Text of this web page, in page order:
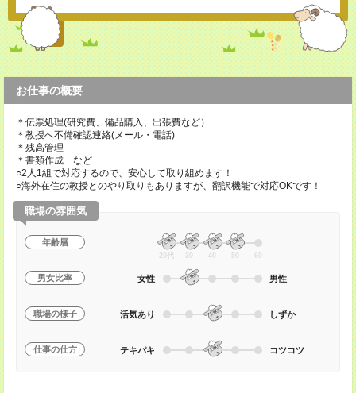
お仕事の概要
＊伝票処理(研究費、備品購入、出張費など）
＊教授へ不備確認連絡(メール・電話)
＊残高管理
＊書類作成 など
○2人1組で対応するので、安心して取り組めます！
○海外在住の教授とのやり取りもありますが、翻訳機能で対応OKです！
職場の雰囲気
年齢層
20代 30 40 50 60
男女比率 女性 男性
職場の様子 活気あり しずか
仕事の仕方 テキパキ コツコツ